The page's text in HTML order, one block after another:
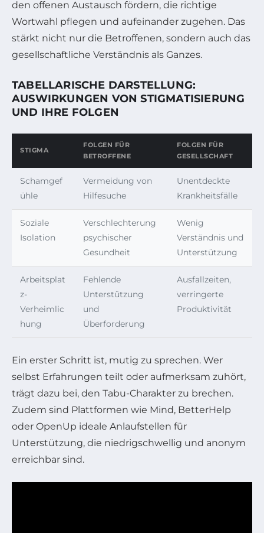
den offenen Austausch fördern, die richtige
Wortwahl pflegen und aufeinander zugehen. Das
stärkt nicht nur die Betroffenen, sondern auch das
gesellschaftliche Verständnis als Ganzes.
TABELLARISCHE DARSTELLUNG:
AUSWIRKUNGEN VON STIGMATISIERUNG
UND IHRE FOLGEN
STIGMA
FOLGEN FÜR
BETROFFENE
FOLGEN FÜR
GESELLSCHAFT
Schamgef
ühle
Vermeidung von
Hilfesuche
Unentdeckte
Krankheitsfälle
Soziale
Isolation
Verschlechterung
psychischer
Gesundheit
Wenig
Verständnis und
Unterstützung
Arbeitsplat
z-
Verheimlic
hung
Fehlende
Unterstützung
und
Überforderung
Ausfallzeiten,
verringerte
Produktivität
Ein erster Schritt ist, mutig zu sprechen. Wer
selbst Erfahrungen teilt oder aufmerksam zuhört,
trägt dazu bei, den Tabu-Charakter zu brechen.
Zudem sind Plattformen wie Mind, BetterHelp
oder OpenUp ideale Anlaufstellen für
Unterstützung, die niedrigschwellig und anonym
erreichbar sind.